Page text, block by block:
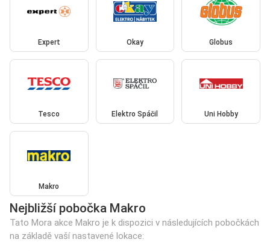
Expert Okay Globus
Tesco Elektro Spáčil Uni Hobby
Makro
Nejbližší pobočka Makro
Tato Mora akce Makro je k dispozici v následujících pobočkách
na základě vaší nastavené lokace: